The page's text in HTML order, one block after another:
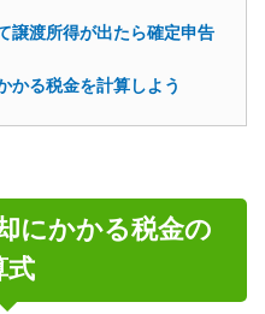
譲渡所得が出たら確定申告
かる税金を計算しよう
にかかる税金の
式